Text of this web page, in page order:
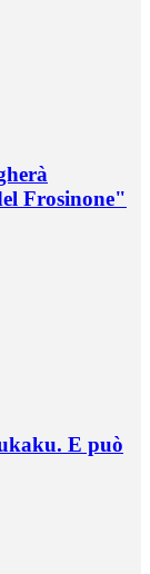
Frosinone"
E può